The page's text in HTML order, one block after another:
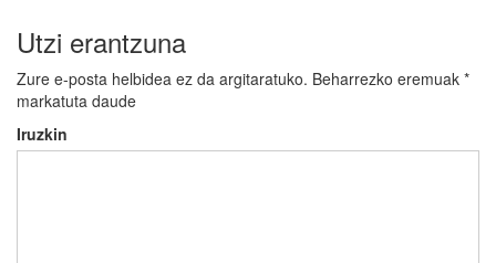
Utzi erantzuna
Zure e-posta helbidea ez da argitaratuko. Beharrezko eremuak *
markatuta daude
Iruzkin